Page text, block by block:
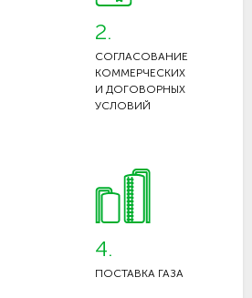
2.
СОГЛАСОВАНИЕ
КОММЕРЧЕСКИХ
И ДОГОВОРНЫХ
УСЛОВИЙ
4.
ПОСТАВКА ГАЗА